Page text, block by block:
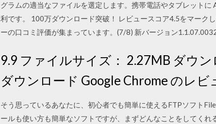
グラムの適当なファイルを選定します。携帯電話やタブレット
利です。 100万ダウンロード突破！ レビュースコア4.5をマーク
ーの口コミ評価が集まっています。(7/8) 新バージョン
9.9 ファイルサイズ： 2.27MB ダウ
ダウンロード Google Chrome のレ
そう思っているあなたに、初心者でも簡単に使えるFTPソフト
ールも使い方も簡単なソフトですが、まずどんなことをしてく